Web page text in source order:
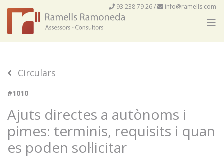
93 238 79 26/ info@ramells.com
Circulars
#1010
Ajuts directes a autònoms i
pimes: terminis, requisits i quan
es poden sol·licitar